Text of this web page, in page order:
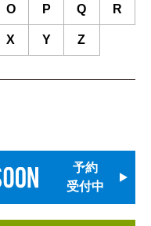
O P Q R
X Y Z
予約
受付中